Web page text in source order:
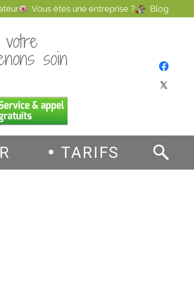
Vous êtes une entreprise ? Blog
soin
TARIFS